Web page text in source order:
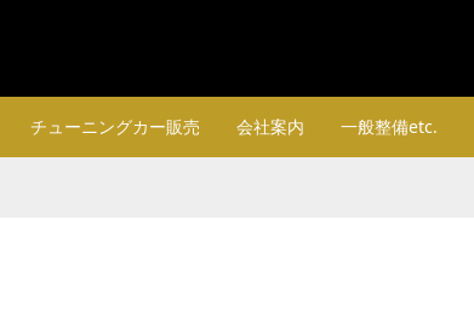
チューニングカー販売 会社案内 一般整備etc.